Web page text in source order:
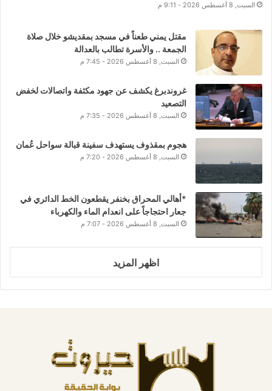
السبت, 8 أغسطس 2026 - 9:11 م
مقتل يمني طعناً في مسجد بمقديشو خلال صلاة
الجمعة .. والأسرة تطالب بالعدالة
السبت, 8 أغسطس 2026 - 7:45 م
غروندبرغ يكشف عن جهود مكثفة واتصالات لخفض
التصعيد
السبت, 8 أغسطس 2026 - 7:35 م
هجوم بمقذوف يستهدف سفينة قبالة سواحل عُمان
السبت, 8 أغسطس 2026 - 7:20 م
*أهالي المحراق بخنفر يقطعون الخط الدائري في
جعار احتجاجاً على انعدام الماء والكهرباء
السبت, 8 أغسطس 2026 - 7:07 م
اظهر المزيد